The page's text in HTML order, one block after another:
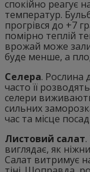
спокійно реагує
температур.
прогрівся до +7
помірно теплій
врожай може
буде менше, а
Селера. Рослина
часто її
селери
сильних
час та місце
Листовий салат
виглядає, як
Салат витримує